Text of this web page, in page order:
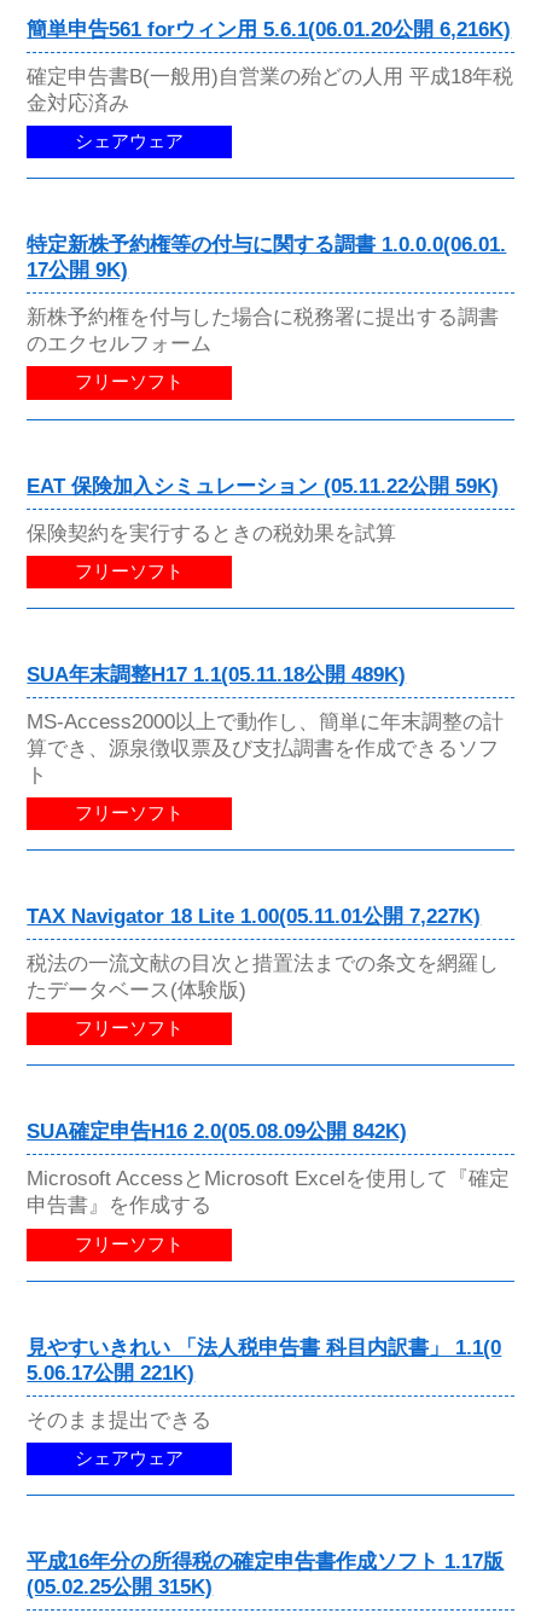
簡単申告561 forウィン用 5.6.1(06.01.20公開 6,216K)
確定申告書B(一般用)自営業の殆どの人用 平成18年税
金対応済み
シェアウェア
特定新株予約権等の付与に関する調書 1.0.0.0(06.01.
17公開 9K)
新株予約権を付与した場合に税務署に提出する調書
のエクセルフォーム
フリーソフト
EAT 保険加入シミュレーション (05.11.22公開 59K)
保険契約を実行するときの税効果を試算
フリーソフト
SUA年末調整H17 1.1(05.11.18公開 489K)
MS-Access2000以上で動作し、簡単に年末調整の計
算でき、源泉徴収票及び支払調書を作成できるソフ
ト
フリーソフト
TAX Navigator 18 Lite 1.00(05.11.01公開 7,227K)
税法の一流文献の目次と措置法までの条文を網羅し
たデータベース(体験版)
フリーソフト
SUA確定申告H16 2.0(05.08.09公開 842K)
Microsoft AccessとMicrosoft Excelを使用して『確定
申告書』を作成する
フリーソフト
見やすいきれい 「法人税申告書 科目内訳書」 1.1(0
5.06.17公開 221K)
そのまま提出できる
シェアウェア
平成16年分の所得税の確定申告書作成ソフト 1.17版
(05.02.25公開 315K)